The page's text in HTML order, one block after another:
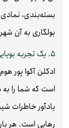
بسته‌بندی،
بولگاری به آن
۵. یک تجربه بویایی بی‌نظیر و به یادماندنی
ادکلن آکوا پور
است که شما را به
یادآور خاطرات
رهایی است. هر